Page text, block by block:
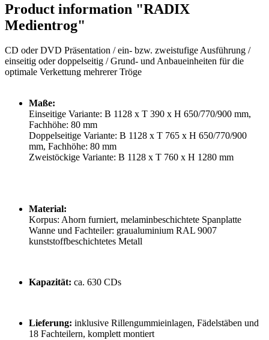
Product information "RADIX
Medientrog"
CD oder DVD Präsentation / ein- bzw. zweistufige Ausführung /
einseitig oder doppelseitig / Grund- und Anbaueinheiten für die
optimale Verkettung mehrerer Tröge
Maße:
Einseitige Variante: B 1128 x T 390 x H 650/770/900 mm,
Fachhöhe: 80 mm
Doppelseitige Variante: B 1128 x T 765 x H 650/770/900
mm, Fachhöhe: 80 mm
Zweistöckige Variante: B 1128 x T 760 x H 1280 mm
Material:
Korpus: Ahorn furniert, melaminbeschichtete Spanplatte
Wanne und Fachteiler: graualuminium RAL 9007
kunststoffbeschichtetes Metall
Kapazität: ca. 630 CDs
Lieferung: inklusive Rillengummieinlagen, Fädelstäben und
18 Fachteilern, komplett montiert